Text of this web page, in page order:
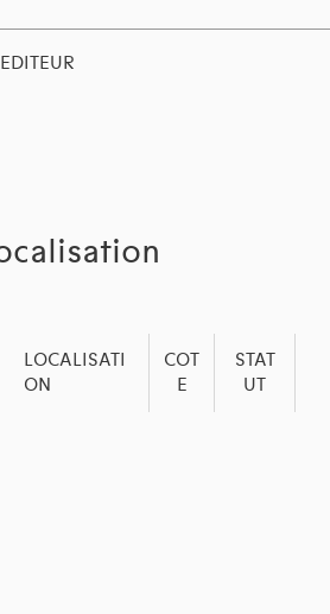
EDITEUR
LOCALISATI
ON
COT
E
STAT
UT